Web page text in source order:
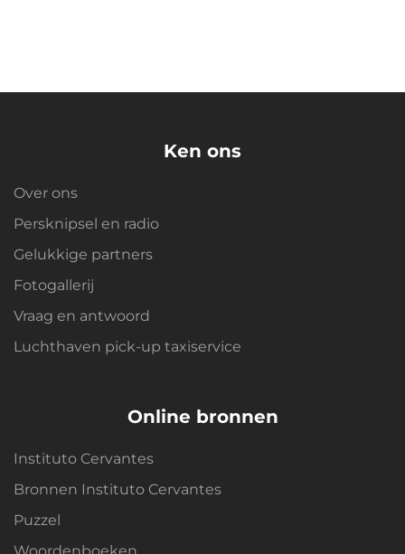
Ken ons
Over ons
Persknipsel en radio
Gelukkige partners
Fotogallerij
Vraag en antwoord
Luchthaven pick-up taxiservice
Online bronnen
Instituto Cervantes
Bronnen Instituto Cervantes
Puzzel